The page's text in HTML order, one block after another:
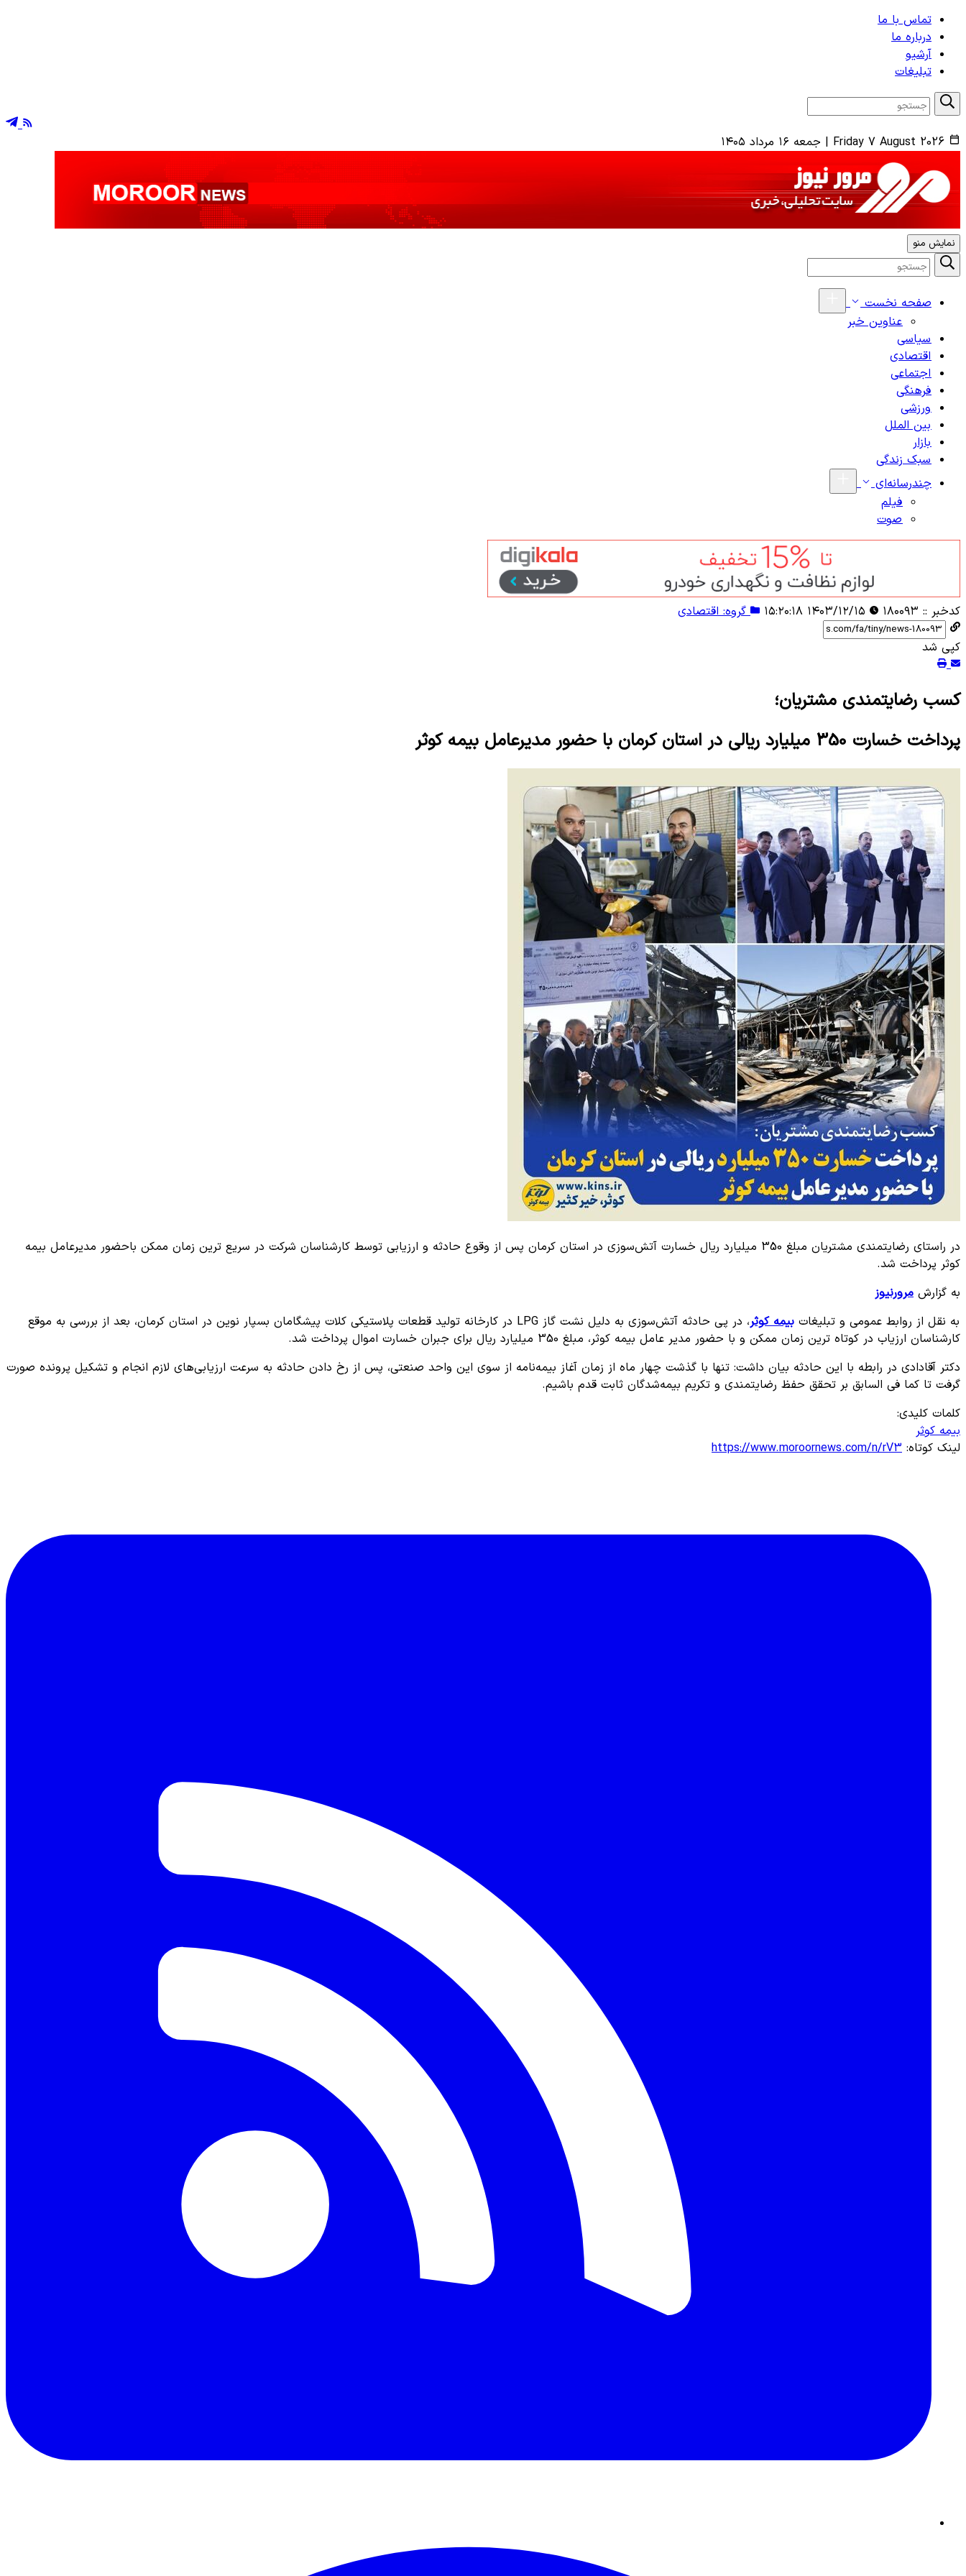
تماس با ما
درباره ما
آرشیو
تبلیغات
Friday 7 August 2026
| جمعه ۱۶ مرداد ۱۴۰۵
نمایش منو
صفحه نخست
عناوین خبر
سیاسی
اقتصادی
اجتماعی
فرهنگی
ورزشی
بین الملل
بازار
سبک زندگی
چندرسانه‌ای
فیلم
صوت
کدخبر :: ۱۸۰۰۹۳ گروه: اقتصادی
کپی شد
کسب رضایتمندی مشتریان؛
پرداخت خسارت 350 میلیارد ریالی در استان کرمان با حضور مدیرعامل بیمه کوثر
در راستای رضایتمندی مشتریان مبلغ 350 میلیارد ریال خسارت آتش‌سوزی در استان کرمان پس از وقوع حادثه و ارزیابی توسط کارشناسان شرکت در سریع ترین زمان ممکن باحضور مدیرعامل بیمه
کوثر پرداخت شد.
به گزارش مرورنیوز
به نقل از روابط عمومی و تبلیغات بیمه کوثر
، در پی حادثه آتش‌سوزی به دلیل نشت گاز LPG در کارخانه تولید قطعات پلاستیکی کلات پیشگامان بسپار نوین در استان کرمان، بعد از بررسی به موقع
کارشناسان ارزیاب در کوتاه ترین زمان ممکن و با حضور مدیر عامل بیمه کوثر، مبلغ 350 میلیارد ریال برای جبران خسارت اموال پرداخت شد.
دکتر آقادادی در رابطه با این حادثه بیان داشت: تنها با گذشت چهار ماه از زمان آغاز بیمه‌نامه از سوی این واحد صنعتی، پس از رخ دادن حادثه به سرعت ارزیابی‌های لازم انجام و تشکیل پرونده صورت
گرفت تا کما فی السابق بر تحقق حفظ رضایتمندی و تکریم بیمه‌شدگان ثابت قدم باشیم.
کلمات کلیدی:
بیمه کوثر
لینک کوتاه: https://www.moroornews.com/n/rV3